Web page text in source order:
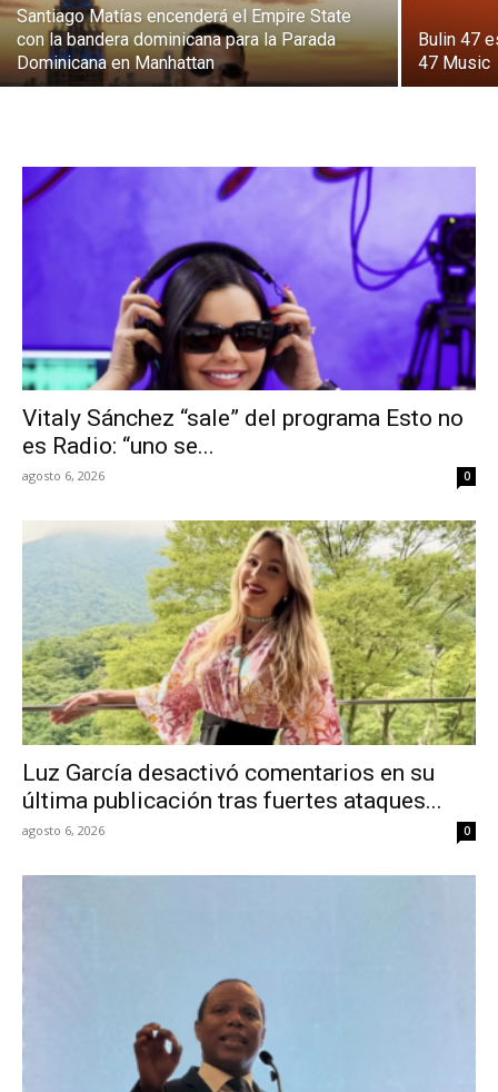
Santiago Matías encenderá el Empire State
con la bandera dominicana para la Parada
Dominicana en Manhattan
Bulin 47
47 Music
Vitaly Sánchez “sale” del programa Esto no
es Radio: “uno se...
agosto 6, 2026 0
Luz García desactivó comentarios en su
última publicación tras fuertes ataques...
agosto 6, 2026 0